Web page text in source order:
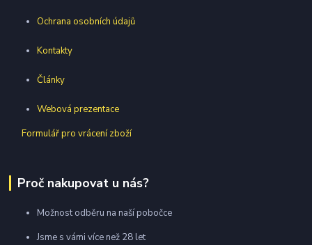
Ochrana osobních údajů
Kontakty
Články
Webová prezentace
Formulář pro vrácení zboží
Proč nakupovat u nás?
Možnost odběru na naší pobočce
Jsme s vámi více než 28 let